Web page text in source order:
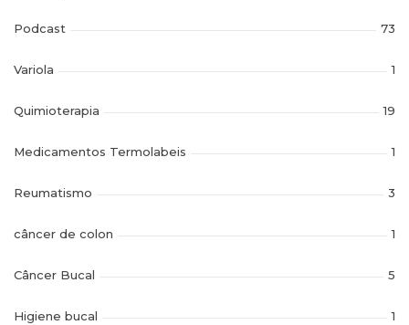
Podcast 73
Variola 1
Quimioterapia 19
Medicamentos Termolabeis 1
Reumatismo 3
câncer de colon 1
Câncer Bucal 5
Higiene bucal 1